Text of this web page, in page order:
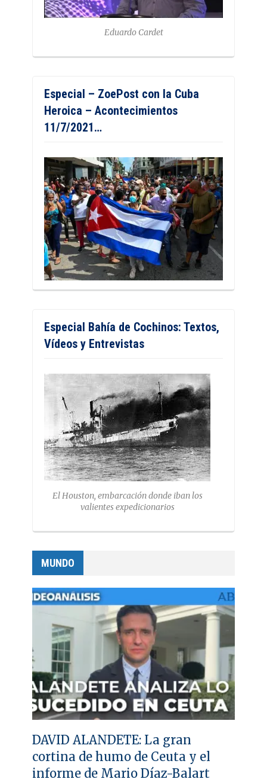
Eduardo Cardet
Especial – ZoePost con la Cuba
Heroica – Acontecimientos
11/7/2021…
Especial Bahía de Cochinos: Textos,
Vídeos y Entrevistas
El Houston, embarcación donde iban los
valientes expedicionarios
MUNDO
DAVID ALANDETE: La gran
cortina de humo de Ceuta y el
informe de Mario Díaz-Balart